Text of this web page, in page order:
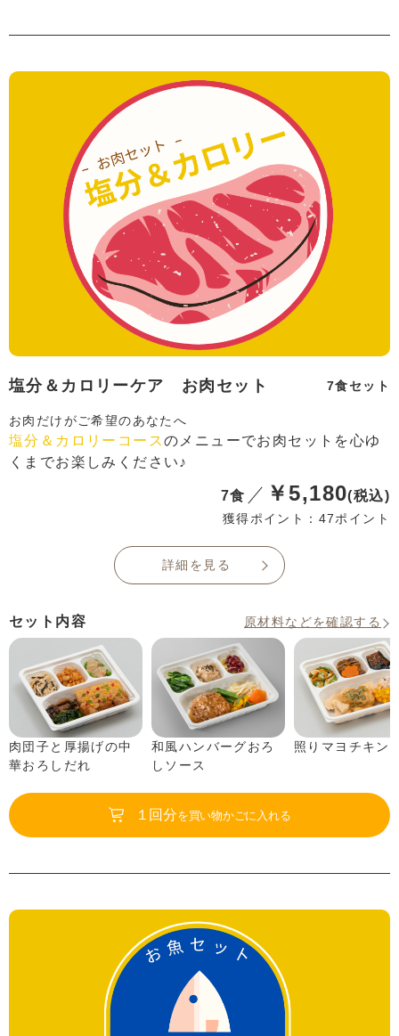
塩分＆カロリーケア お肉セット 7食セット
お肉だけがご希望のあなたへ
塩分＆カロリーコースのメニューでお肉セットを心ゆ
くまでお楽しみください♪
7食 ￥5,180(税込)
獲得ポイント：47ポイント
詳細を見る
セット内容 原材料などを確認する
肉団子と厚揚げの中
華おろしだれ
和風ハンバーグおろ
しソース
照りマヨチキン
１回分を買い物かごに入れる